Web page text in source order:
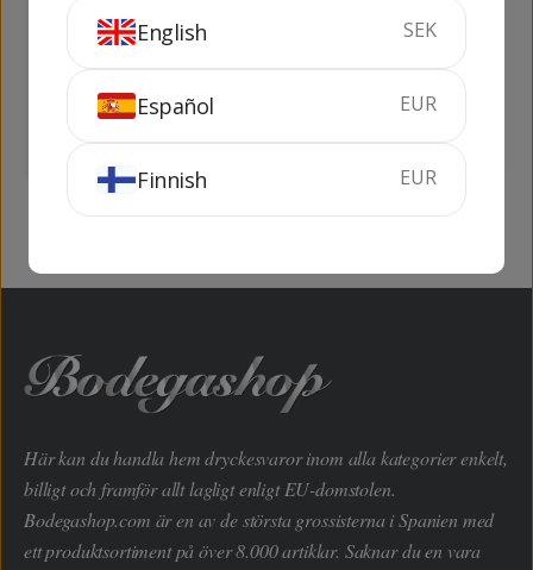
Les Terrasses
14.5%
Här kan du handla hem dryckesvaror inom alla kategorier enkelt,
billigt och framför allt lagligt enligt EU-domstolen.
Bodegashop.com är en av de största grossisterna i Spanien med
ett produktsortiment på över 8.000 artiklar. Saknar du en vara
English SEK
Español EUR
Finnish EUR